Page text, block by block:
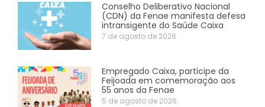
Conselho Deliberativo Nacional
(CDN) da Fenae manifesta defesa
intransigente do Saúde Caixa
7 de agosto de 2026
Empregado Caixa, participe da
Feijoada em comemoração aos
55 anos da Fenae
5 de agosto de 2026